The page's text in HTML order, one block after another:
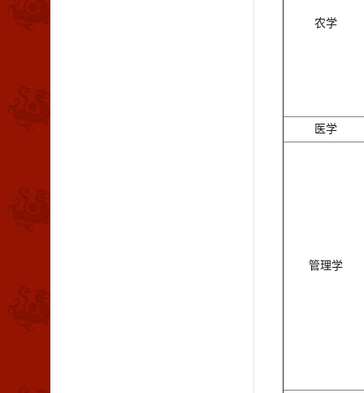
农学
医学
管理学